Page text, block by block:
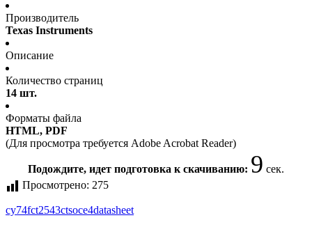
Производитель
Texas Instruments
Описание
Количество страниц
14 шт.
Форматы файла
HTML, PDF
(Для просмотра требуется Adobe Acrobat Reader)
Подождите, идет подготовка к скачиванию: 9 сек.
Просмотрено: 275
cy74fct2543ctsoce4datasheet